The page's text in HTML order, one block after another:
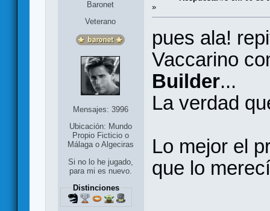
Baronet
Veterano
Mensajes: 3996
Ubicación: Mundo
Propio Ficticio o
Málaga o Algeciras
Si no lo he jugado,
para mi es nuevo.
Distinciones
»
pues ala!
Vaccarino
Builder...
La verdad
Lo mejor el
que lo